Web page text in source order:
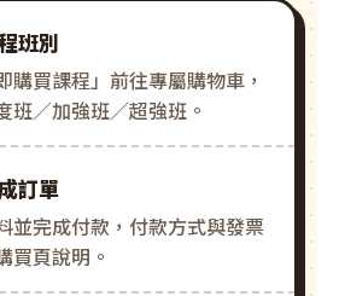
班別
購買課程」前往專屬購物車，
班／加強班／超強班。
訂單
並完成付款，付款方式與發票
買頁說明。